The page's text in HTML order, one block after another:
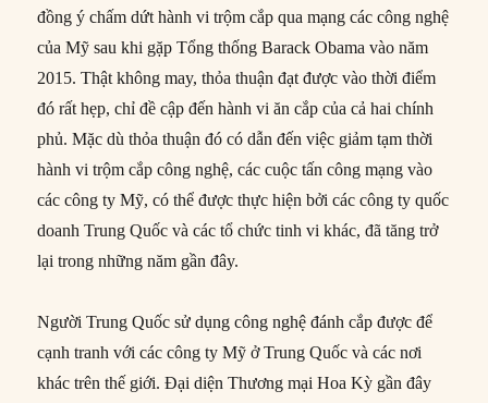
đồng ý chấm dứt hành vi trộm cắp qua mạng các công nghệ
của Mỹ sau khi gặp Tổng thống Barack Obama vào năm
2015. Thật không may, thỏa thuận đạt được vào thời điểm
đó rất hẹp, chỉ đề cập đến hành vi ăn cắp của cả hai chính
phủ. Mặc dù thỏa thuận đó có dẫn đến việc giảm tạm thời
hành vi trộm cắp công nghệ, các cuộc tấn công mạng vào
các công ty Mỹ, có thể được thực hiện bởi các công ty quốc
doanh Trung Quốc và các tổ chức tinh vi khác, đã tăng trở
lại trong những năm gần đây.
Người Trung Quốc sử dụng công nghệ đánh cắp được để
cạnh tranh với các công ty Mỹ ở Trung Quốc và các nơi
khác trên thế giới. Đại diện Thương mại Hoa Kỳ gần đây